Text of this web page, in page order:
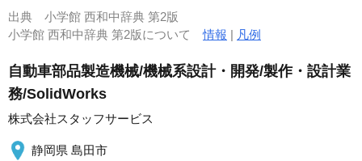
出典 小学館 西和中辞典 第2版
小学館 西和中辞典 第2版について情報 | 凡例
自動車部品製造機械/機械系設計・開発/製作・設計業
務/SolidWorks
株式会社スタッフサービス
静岡県 島田市